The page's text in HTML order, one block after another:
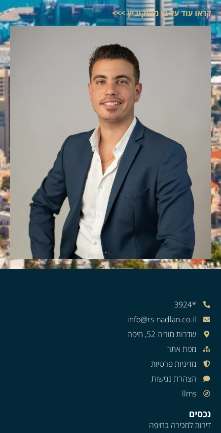
קראו עוד על בן מוסקוביץ >>>
*3924
info@rs-nadlan.co.il
שדרות מוריה 52, חיפה
מפת אתר
מדיניות פרטיות
הצהרת נגישות
llms
נכסים
דירות למכירה בחיפה